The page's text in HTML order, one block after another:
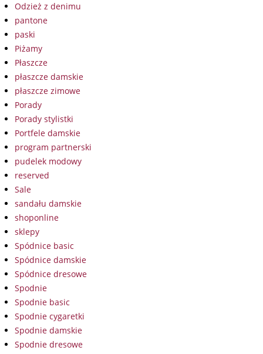
Odzież z denimu
pantone
paski
Piżamy
Płaszcze
płaszcze damskie
płaszcze zimowe
Porady
Porady stylistki
Portfele damskie
program partnerski
pudelek modowy
reserved
Sale
sandału damskie
shoponline
sklepy
Spódnice basic
Spódnice damskie
Spódnice dresowe
Spodnie
Spodnie basic
Spodnie cygaretki
Spodnie damskie
Spodnie dresowe